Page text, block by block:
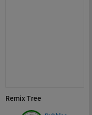
Remix Tree